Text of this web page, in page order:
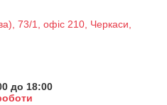
73/1, офіс 210, Черкаси,
до 18:00